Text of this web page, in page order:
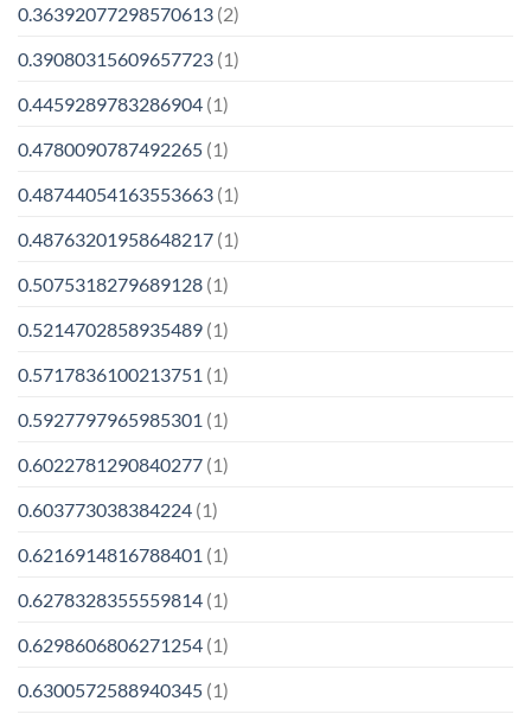
0.36392077298570613 (2)
0.39080315609657723 (1)
0.4459289783286904 (1)
0.4780090787492265 (1)
0.48744054163553663 (1)
0.48763201958648217 (1)
0.5075318279689128 (1)
0.5214702858935489 (1)
0.5717836100213751 (1)
0.5927797965985301 (1)
0.6022781290840277 (1)
0.603773038384224 (1)
0.6216914816788401 (1)
0.6278328355559814 (1)
0.6298606806271254 (1)
0.6300572588940345 (1)